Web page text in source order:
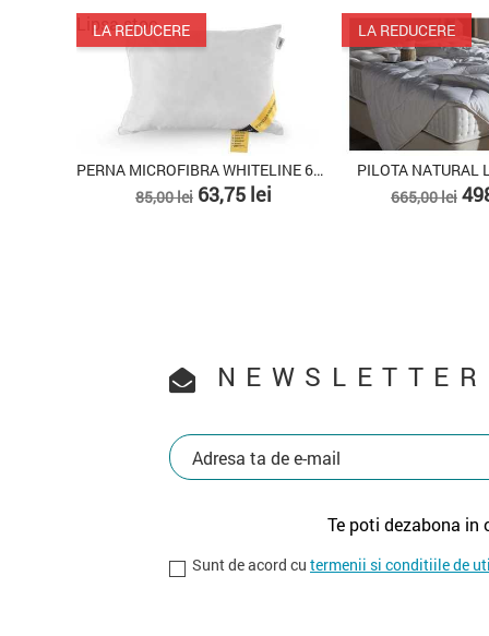
BAMBUS
LA REDUCERE
PILOTA STRESS FREE - ALB
Pret
516,00 lei Pret
387,00 lei
LA
Lipsa stoc
Pret
NEWSLETTER
Te poti dezabona
Sunt de acord cu termenii si conditiile de